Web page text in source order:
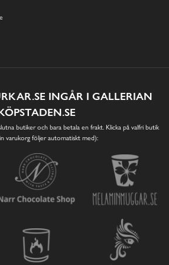
INGÅR I GALLERIAN
butiker och bara betala en frakt. Klicka på valfri butik
varukorg följer automatiskt med):